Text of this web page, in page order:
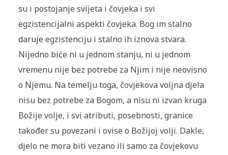
su i postojanje svijeta i čovjeka i svi
egzistencijalni aspekti čovjeka. Bog im stalno
daruje egzistenciju i stalno ih iznova stvara.
Nijedno biće ni u jednom stanju, ni u jednom
vremenu nije bez potrebe za Njim i nije neovisno
o Njemu. Na temelju toga, čovjekova voljna djela
nisu bez potrebe za Bogom, a nisu ni izvan kruga
Božije volje, i svi atributi, posebnosti, granice
također su povezani i ovise o Božijoj volji. Dakle,
djelo ne mora biti vezano ili samo za čovjekovu